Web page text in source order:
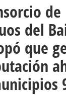
de
del
que